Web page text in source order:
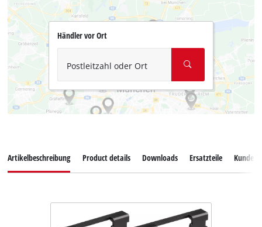
Händler vor Ort
Postleitzahl oder Ort
Artikelbeschreibung Product details Downloads Ersatzteile